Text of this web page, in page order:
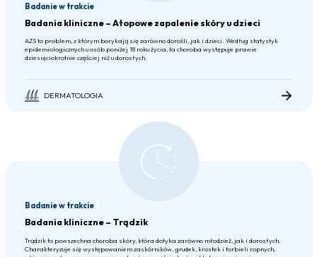
Badanie w trakcie
Badania kliniczne – Atopowe zapalenie skóry u dzieci
AZS to problem, z którym borykają się zarówno dorośli, jak i dzieci. Według statystyk
epidemiologicznych u osób poniżej 18 roku życia, ta choroba występuje prawie
dziesięciokrotnie częściej niż u dorosłych.
DERMATOLOGIA
Badanie w trakcie
Badania kliniczne – Trądzik
Trądzik to powszechna choroba skóry, która dotyka zarówno młodzież, jak i dorosłych.
Charakteryzuje się występowaniem zaskórników, grudek, krostek i torbieli ropnych,